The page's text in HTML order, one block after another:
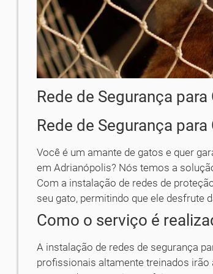
Rede de Segurança
Rede de Segurança
Você é um amante de gatos e quer
em Adrianópolis? Nós temos a
Com a instalação de redes de
seu gato, permitindo que ele desfrute
Como o serviço é
A instalação de redes de segurança
profissionais altamente treinados